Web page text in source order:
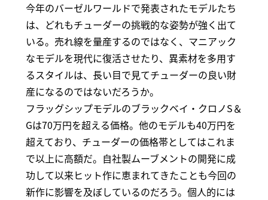
今年のバーゼルワールドで発表されたモデルたち
は、どれもチューダーの挑戦的な姿勢が強く出て
いる。売れ線を量産するのではなく、マニアック
なモデルを現代に復活させたり、異素材を多用す
るスタイルは、長い目で見てチューダーの良い財
産になるのではないだろうか。
フラッグシップモデルのブラックベイ・クロノS＆
Gは70万円を超える価格。他のモデルも40万円を
超えており、チューダーの価格帯としてはこれま
で以上に高額だ。自社製ムーブメントの開発に成
功して以来ヒット作に恵まれてきたことも今回の
新作に影響を及ぼしているのだろう。個人的には